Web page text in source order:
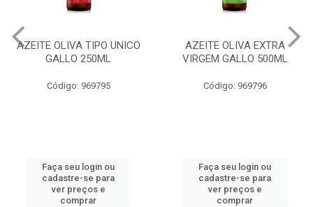
AZEITE OLIVA TIPO UNICO
GALLO 250ML
Código: 969795
Faça seu login ou
cadastre-se para
ver preços e
comprar
AZEITE OLIVA EXTRA
VIRGEM GALLO 500ML
Código: 969796
Faça seu login ou
cadastre-se para
ver preços e
comprar